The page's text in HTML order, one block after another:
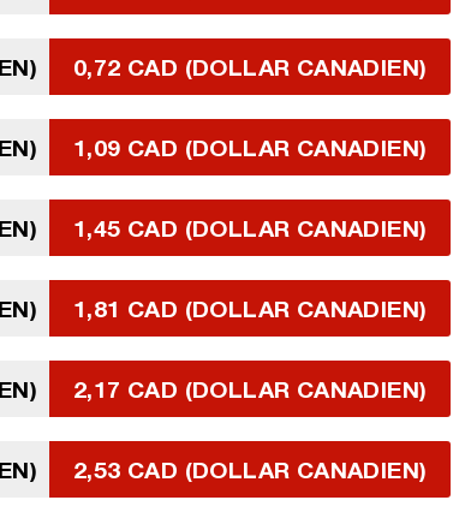
0,72 CAD (DOLLAR CANADIEN)
1,09 CAD (DOLLAR CANADIEN)
1,45 CAD (DOLLAR CANADIEN)
1,81 CAD (DOLLAR CANADIEN)
2,17 CAD (DOLLAR CANADIEN)
2,53 CAD (DOLLAR CANADIEN)